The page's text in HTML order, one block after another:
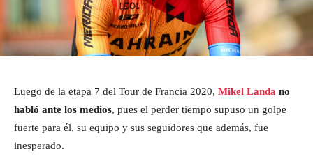
Luego de la etapa 7 del Tour de Francia 2020, Mikel Landa no
habló ante los medios, pues el perder tiempo supuso un golpe
fuerte para él, su equipo y sus seguidores que además, fue
inesperado.